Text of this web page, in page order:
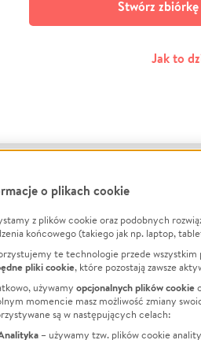
Stwórz
Jak to
Twitter Instagram
TikTok Youtube
o plikach cookie
z plików cookie oraz podobnych
końcowego (takiego jak np. laptop,
te technologie przede wszystkim
pliki cookie, które pozostają zawsze
używamy opcjonalnych plików cookie
momencie masz możliwość zmiany
są w następujących celach:
– używamy tzw. plików cookie